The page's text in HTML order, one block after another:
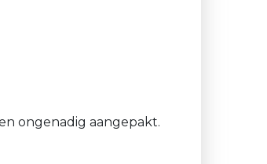
ongenadig aangepakt.